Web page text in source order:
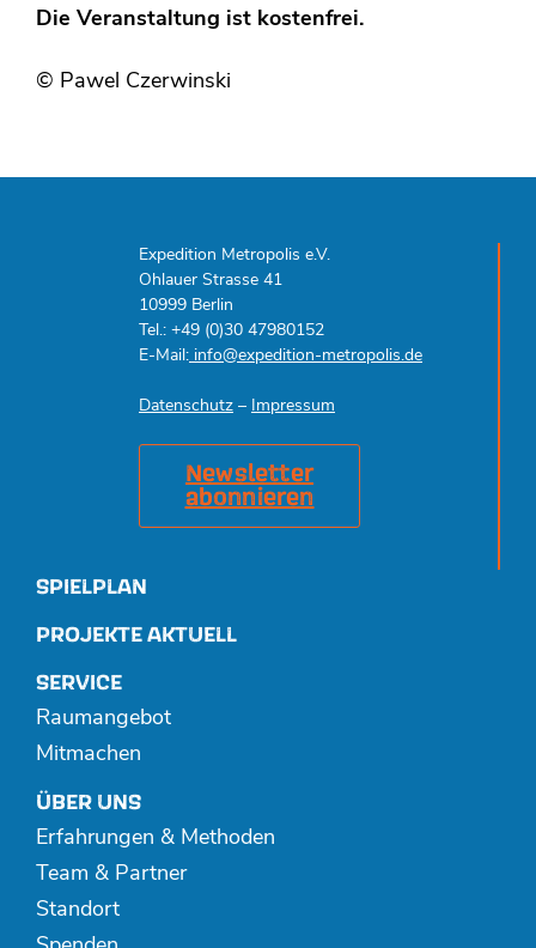
Die Veranstaltung ist kostenfrei.
© Pawel Czerwinski
Expedition Metropolis e.V.
Ohlauer Strasse 41
10999 Berlin
Tel.: +49 (0)30 47980152
E-Mail: info@expedition-metropolis.de
Datenschutz – Impressum
Newsletter
abonnieren
SPIELPLAN
PROJEKTE AKTUELL
SERVICE
Raumangebot
Mitmachen
ÜBER UNS
Erfahrungen & Methoden
Team & Partner
Standort